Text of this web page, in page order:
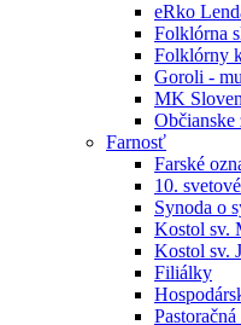
eRko
Folklórna
Folklórny
Goroli -
MK
Občianske
Farnosť
Farské
10.
Synoda o
Kostol sv.
Kostol sv.
Filiálky
Pastoračná